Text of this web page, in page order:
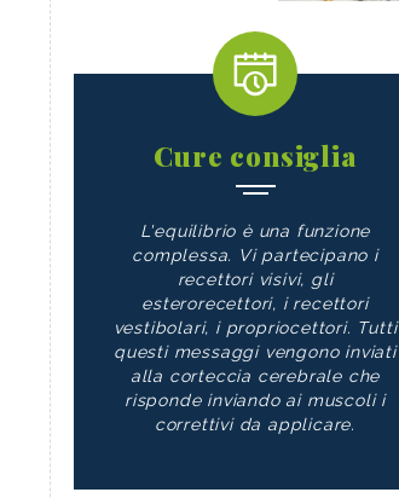
Cure consiglia
L'equilibrio è una funzione
complessa. Vi partecipano i
recettori visivi, gli
esterorecettori, i recettori
vestibolari, i propriocettori. Tutti
questi messaggi vengono inviati
alla corteccia cerebrale che
risponde inviando ai muscoli i
correttivi da applicare.